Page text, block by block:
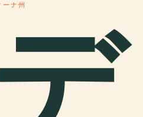
ーナ州